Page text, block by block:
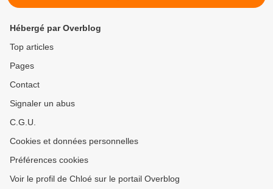
Hébergé par Overblog
Top articles
Pages
Contact
Signaler un abus
C.G.U.
Cookies et données personnelles
Préférences cookies
Voir le profil de Chloé sur le portail Overblog